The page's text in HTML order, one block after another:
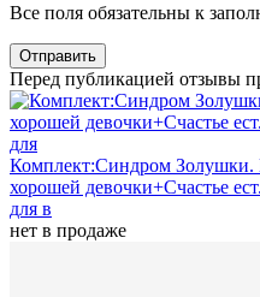
Все поля обязательны к
Отправить
Перед публикацией отзывы
Комплект:Синдром Золушки.
хорошей девочки+Счастье
для в
нет в продаже